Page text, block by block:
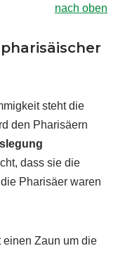
nach oben
steht die
den Pharisäern
dass sie die
Pharisäer waren
einen Zaun um die